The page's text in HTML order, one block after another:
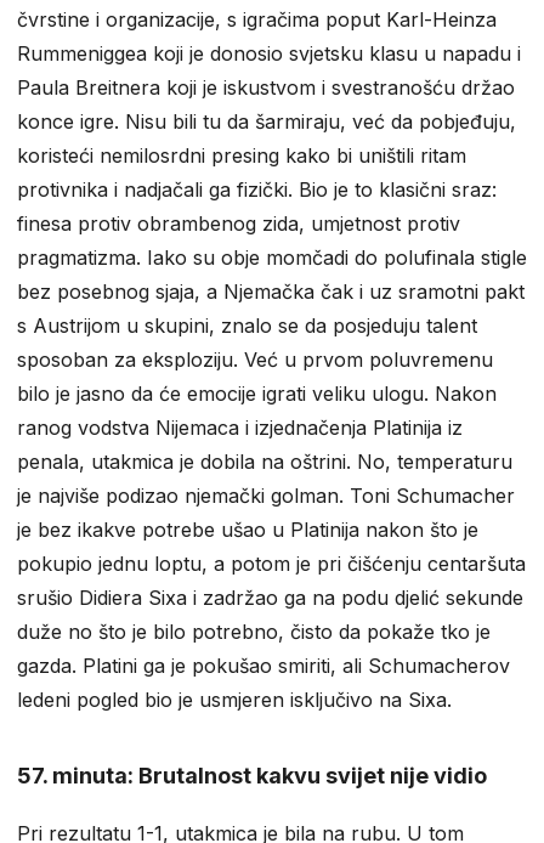
čvrstine i organizacije, s igračima poput Karl-Heinza
Rummeniggea koji je donosio svjetsku klasu u napadu i
Paula Breitnera koji je iskustvom i svestranošću držao
konce igre. Nisu bili tu da šarmiraju, već da pobjeđuju,
koristeći nemilosrdni presing kako bi uništili ritam
protivnika i nadjačali ga fizički. Bio je to klasični sraz:
finesa protiv obrambenog zida, umjetnost protiv
pragmatizma. Iako su obje momčadi do polufinala stigle
bez posebnog sjaja, a Njemačka čak i uz sramotni pakt
s Austrijom u skupini, znalo se da posjeduju talent
sposoban za eksploziju. Već u prvom poluvremenu
bilo je jasno da će emocije igrati veliku ulogu. Nakon
ranog vodstva Nijemaca i izjednačenja Platinija iz
penala, utakmica je dobila na oštrini. No, temperaturu
je najviše podizao njemački golman. Toni Schumacher
je bez ikakve potrebe ušao u Platinija nakon što je
pokupio jednu loptu, a potom je pri čišćenju centaršuta
srušio Didiera Sixa i zadržao ga na podu djelić sekunde
duže no što je bilo potrebno, čisto da pokaže tko je
gazda. Platini ga je pokušao smiriti, ali Schumacherov
ledeni pogled bio je usmjeren isključivo na Sixa.
57. minuta: Brutalnost kakvu svijet nije vidio
Pri rezultatu 1-1, utakmica je bila na rubu. U tom